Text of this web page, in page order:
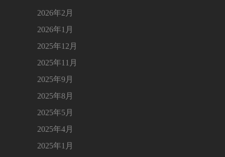
2026年2月
2026年1月
2025年12月
2025年11月
2025年9月
2025年8月
2025年5月
2025年4月
2025年1月